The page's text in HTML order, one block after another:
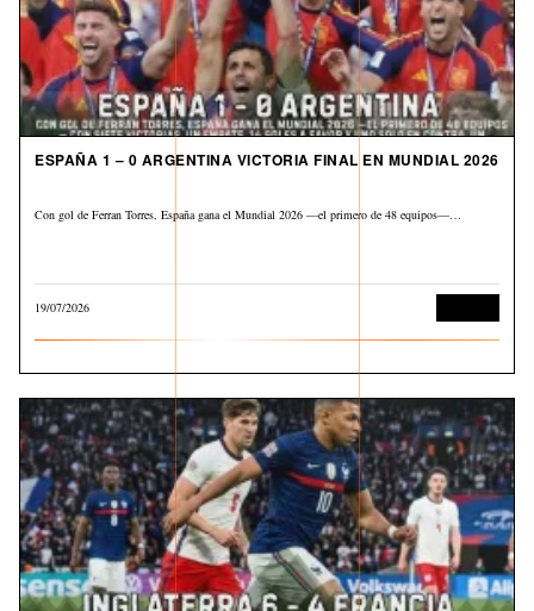
ESPAÑA 1 – 0 ARGENTINA VICTORIA FINAL EN MUNDIAL 2026
Con gol de Ferran Torres, España gana el Mundial 2026 —el primero de 48 equipos—…
19/07/2026